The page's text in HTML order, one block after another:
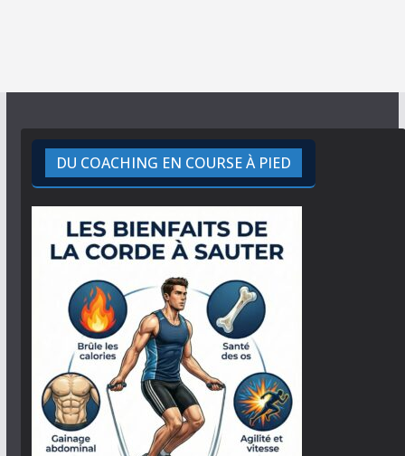
DU COACHING EN COURSE À PIED